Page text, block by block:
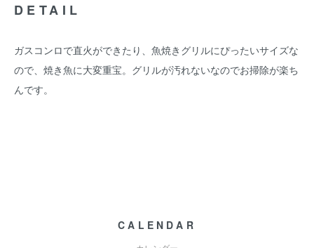
DETAIL
ガスコンロで直火ができたり、魚焼きグリルにぴったいサイズな
ので、焼き魚に大変重宝。グリルが汚れないなのでお掃除が楽ち
んです。
CALENDAR